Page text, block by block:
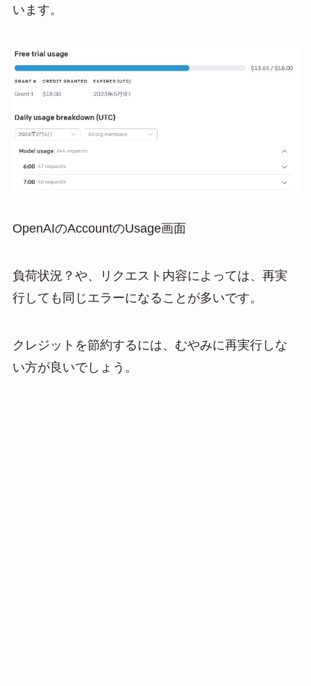
います。
OpenAIのAccountのUsage画面
負荷状況？や、リクエスト内容によっては、再実
行しても同じエラーになることが多いです。
クレジットを節約するには、むやみに再実行しな
い方が良いでしょう。